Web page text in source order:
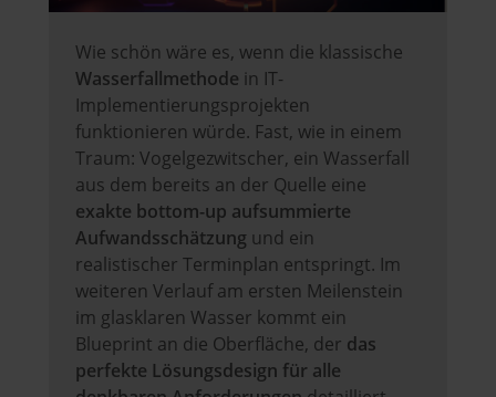
Wie schön wäre es, wenn die klassische
Wasserfallmethode in IT-
Implementierungsprojekten
funktionieren würde. Fast, wie in einem
Traum: Vogelgezwitscher, ein Wasserfall
aus dem bereits an der Quelle eine
exakte bottom-up aufsummierte
Aufwandsschätzung und ein
realistischer Terminplan entspringt. Im
weiteren Verlauf am ersten Meilenstein
im glasklaren Wasser kommt ein
Blueprint an die Oberfläche, der das
perfekte Lösungsdesign für alle